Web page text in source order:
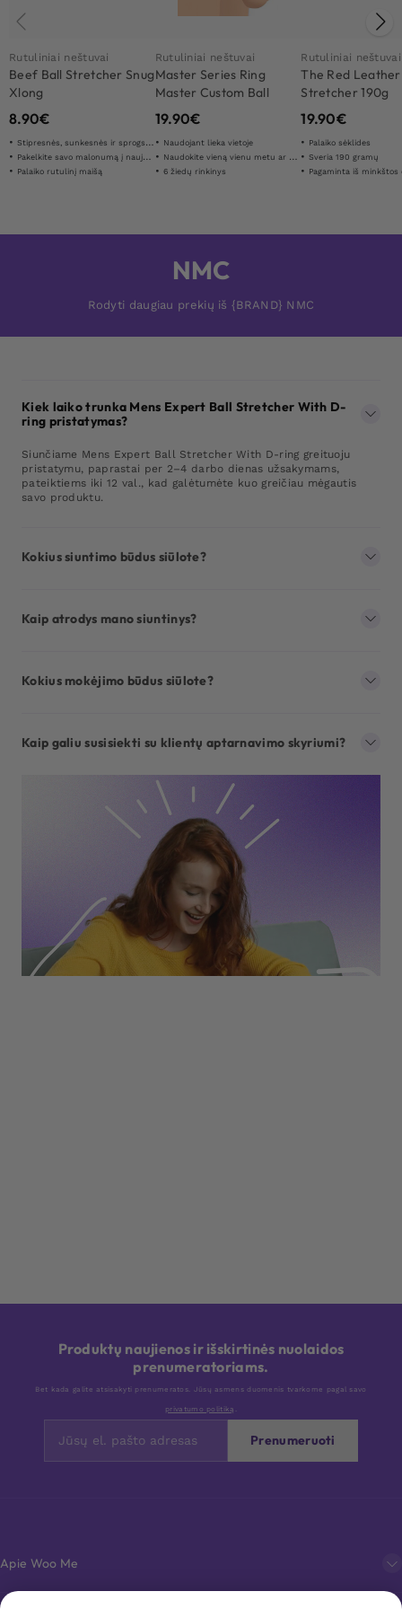
Rutuliniai neštuvai
Beef Ball Stretcher Snug
Xlong
8.90€
Stipresnės, sunkesnės ir sprogstamesnės erekcijos
Pakelkite savo malonumą į naują lygį
Palaiko rutulinį maišą
Rutuliniai neštuvai
Master Series Ring
Master Custom Ball
Stretcher Kit
19.90€
Naudojant lieka vietoje
Naudokite vieną vienu metu ar visa
6 žiedų rinkinys
Rutuliniai neštuvai
The Red
Stretcher 190g
19.90€
Palaiko sėklides
Sveria 190 gramų
Pagaminta iš minkštos
NMC
Rodyti daugiau prekių iš {BRAND} NMC
Kiek laiko trunka Mens Expert Ball Stretcher With D-
ring pristatymas?
Siunčiame Mens Expert Ball Stretcher With D-ring greituoju
pristatymu, paprastai per 2–4 darbo dienas užsakymams,
pateiktiems iki 12 val., kad galėtumėte kuo greičiau mėgautis
savo produktu.
Kokius siuntimo būdus siūlote?
Kaip atrodys mano siuntinys?
Kokius mokėjimo būdus siūlote?
Kaip galiu susisiekti su klientų aptarnavimo skyriumi?
Produktų naujienos ir išskirtinės nuolaidos
prenumeratoriams.
Bet kada galite atsisakyti prenumeratos. Jūsų asmens duomenis tvarkome pagal savo
privatumo politiką .
Prenumeruoti
Apie Woo Me